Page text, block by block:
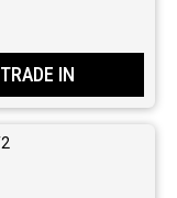
TRADE IN